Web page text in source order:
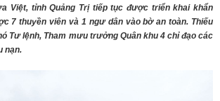
Việt, tỉnh Quảng Trị tiếp tục được triển khai khẩn
7 thuyền viên và 1 ngư dân vào bờ an toàn. Thiếu
Tư lệnh, Tham mưu trưởng Quân khu 4 chỉ đạo các
nạn.